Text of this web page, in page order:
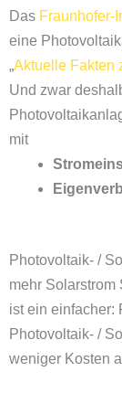
Das Fraunhofer-
eine
„Aktuelle Fakten
Und zwar
mit
Photovoltaik- /
mehr Solarstrom
ist ein einfacher:
Photovoltaik- /
weniger Kosten